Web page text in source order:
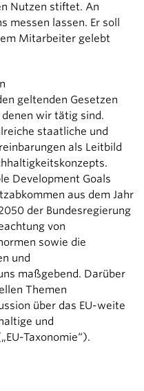
Nutzen stiftet. An
messen lassen. Er soll
Mitarbeiter gelebt
geltenden Gesetzen
wir tätig sind.
staatliche und
als Leitbild
Development Goals
aus dem Jahr
der Bundesregierung
von
sowie die
und
maßgebend. Darüber
Themen
über das EU-weite
und
Taxonomie“).